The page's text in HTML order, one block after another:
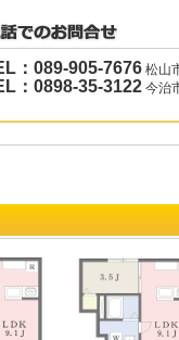
：089-905-7676 松山
：0898-35-3122 今治